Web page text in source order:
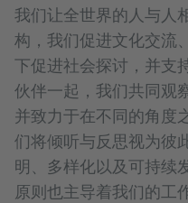
我们让全世界的人与人
构，我们促进文化交流
下促进社会探讨，并支
伙伴一起，我们共同观
并致力于在不同的角度
们将倾听与反思视为彼
明、多样化以及可持续
原则也主导着我们的工